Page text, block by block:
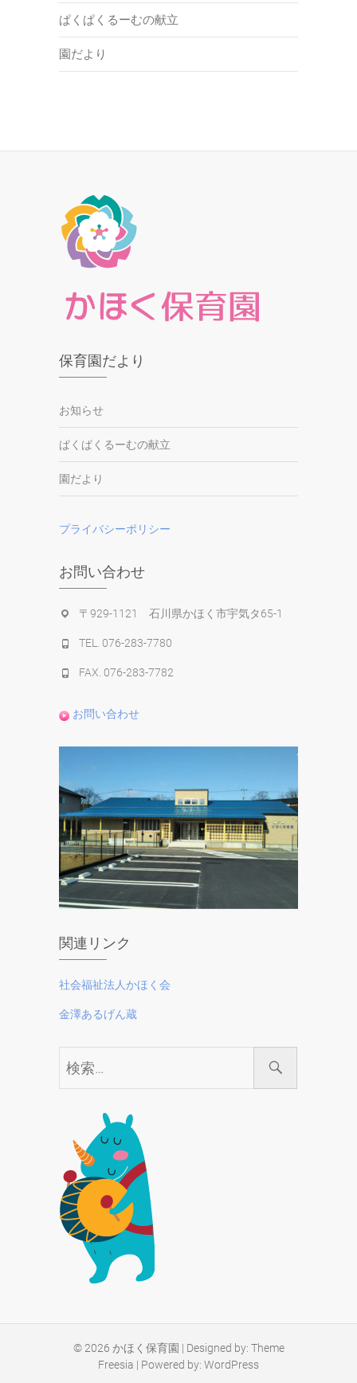
ぱくぱくるーむの献立
園だより
保育園だより
お知らせ
ぱくぱくるーむの献立
園だより
プライバシーポリシー
お問い合わせ
〒929-1121 石川県かほく市宇気タ65-1
TEL. 076-283-7780
FAX. 076-283-7782
お問い合わせ
関連リンク
社会福祉法人かほく会
金澤あるげん蔵
索…
© 2026 かほく保育園 | Designed by: Theme
Freesia | Powered by: WordPress